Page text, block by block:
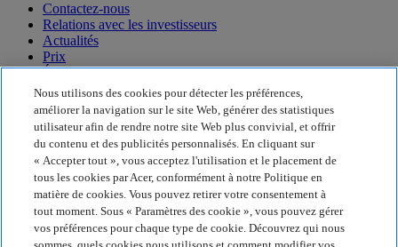
Contactez-nous
Relations avec les investisseurs
Actualités
Prix
Événements
Développement durable
Développement durable
Responsabilité sociale de l'entreprise
Empreinte carbone du produit
Project Humanity
Earthion
Nous utilisons des cookies pour détecter les préférences,
améliorer la navigation sur le site Web, générer des statistiques
utilisateur afin de rendre notre site Web plus convivial, et offrir
du contenu et des publicités personnalisés. En cliquant sur
« Accepter tout », vous acceptez l'utilisation et le placement de
tous les cookies par Acer, conformément à notre Politique en
matière de cookies. Vous pouvez retirer votre consentement à
tout moment. Sous « Paramètres des cookie », vous pouvez gérer
vos préférences pour chaque type de cookie. Découvrez qui nous